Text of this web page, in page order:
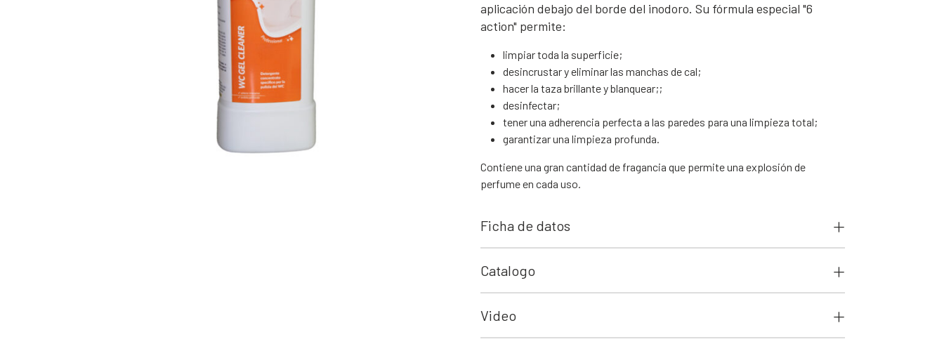
aplicación debajo del borde del inodoro. Su fórmula especial "6
action" permite:
limpiar toda la superficie;
desincrustar y eliminar las manchas de cal;
hacer la taza brillante y blanquear;;
desinfectar;
tener una adherencia perfecta a las paredes para una limpieza total;
garantizar una limpieza profunda.
Contiene una gran cantidad de fragancia que permite una explosión de
perfume en cada uso.
Ficha de datos
Catalogo
Video